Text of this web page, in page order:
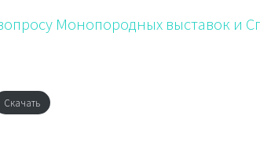
Монопородных выставок и
Скачать